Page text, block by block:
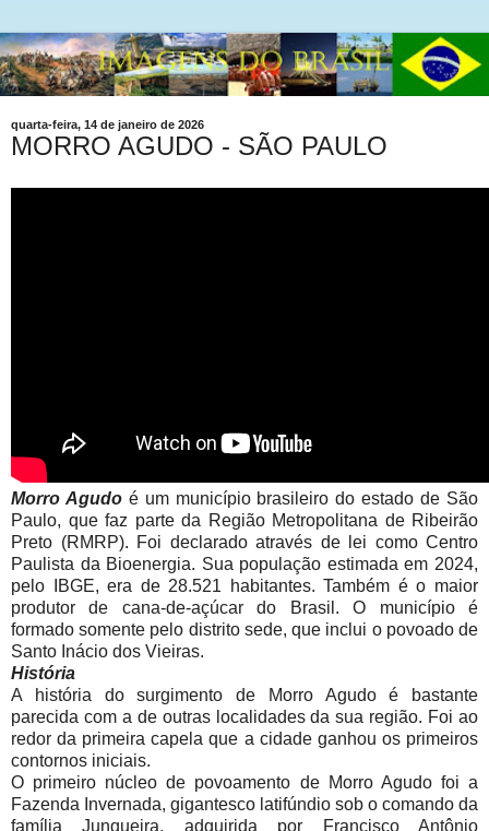
quarta-feira, 14 de janeiro de 2026
MORRO AGUDO - SÃO PAULO
Morro Agudoé um município brasileiro do estado de São
Paulo, que faz parte da Região Metropolitana de Ribeirão
Preto (RMRP). Foi declarado através de lei como Centro
Paulista da Bioenergia. Sua população estimada em 2024,
pelo IBGE, era de 28.521 habitantes. Também é o maior
produtor de cana-de-açúcar do Brasil. O município é
formado somente pelo distrito sede, que inclui o povoado de
Santo Inácio dos Vieiras.
História
A história do surgimento de Morro Agudo é bastante
parecida com a de outras localidades da sua região. Foi ao
redor da primeira capela que a cidade ganhou os primeiros
contornos iniciais.
O primeiro núcleo de povoamento de Morro Agudo foi a
Fazenda Invernada, gigantesco latifúndio sob o comando da
família Junqueira, adquirida por Francisco Antônio